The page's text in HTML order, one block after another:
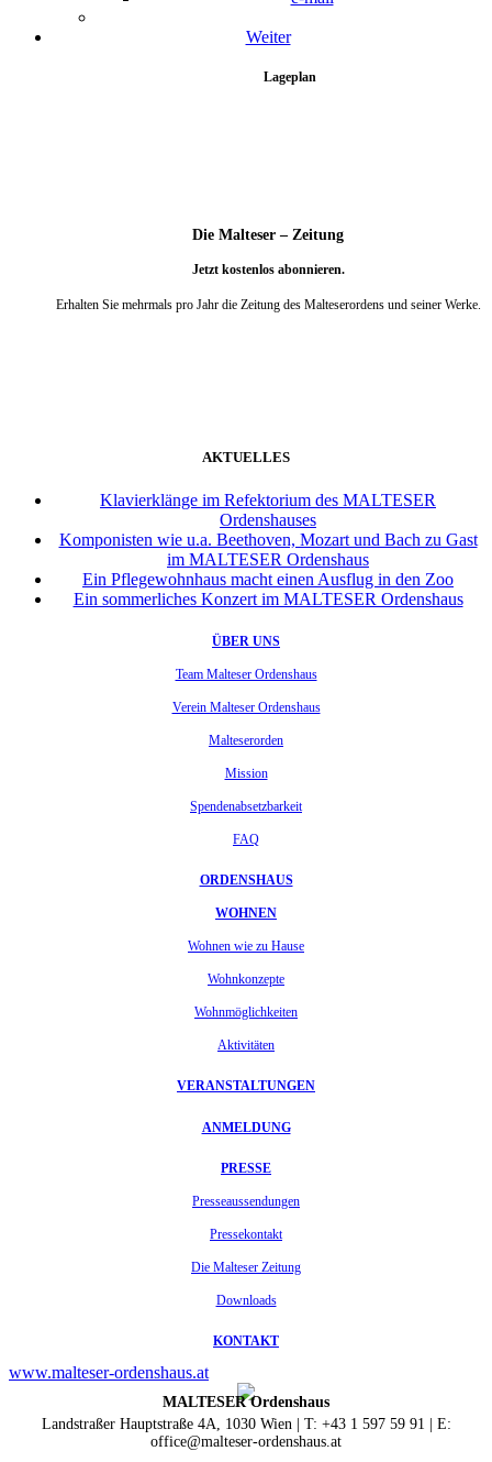
Weiter
Lageplan
Die Malteser – Zeitung
Jetzt kostenlos abonnieren.
Erhalten Sie mehrmals pro Jahr die Zeitung des Malteserordens und seiner Werke.
AKTUELLES
Klavierklänge im Refektorium des MALTESER
Ordenshauses
Komponisten wie u.a. Beethoven, Mozart und Bach zu Gast
im MALTESER Ordenshaus
Ein Pflegewohnhaus macht einen Ausflug in den Zoo
Ein sommerliches Konzert im MALTESER Ordenshaus
ÜBER UNS
Team Malteser Ordenshaus
Verein Malteser Ordenshaus
Malteserorden
Mission
Spendenabsetzbarkeit
FAQ
ORDENSHAUS
WOHNEN
Wohnen wie zu Hause
Wohnkonzepte
Wohnmöglichkeiten
Aktivitäten
VERANSTALTUNGEN
ANMELDUNG
PRESSE
Presseaussendungen
Pressekontakt
Die Malteser Zeitung
Downloads
KONTAKT
www.malteser-ordenshaus.at
MALTESER Ordenshaus
Landstraßer Hauptstraße 4A, 1030 Wien | T: +43 1 597 59 91 | E:
office@malteser-ordenshaus.at